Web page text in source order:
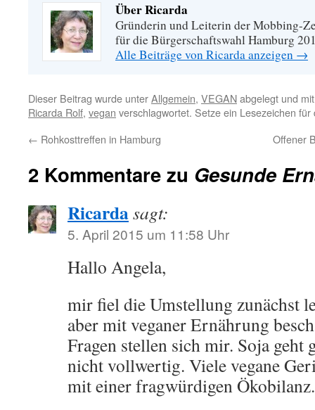
Über Ricarda
Gründerin und Leiterin der Mobbing-
für die Bürgerschaftswahl Hamburg
Alle Beiträge von Ricarda anzeigen →
Dieser Beitrag wurde unterAllgemein, VEGANabgelegt und
Ricarda Rolf, vegan verschlagwortet. Setze ein Lesezeichen
← Rohkosttreffen in Hamburg Offener
2 Kommentare zu Gesunde
Ricardasagt:
5. April 2015 um 11:58 Uhr
Hallo Angela,
mir fiel die Umstellung zunächst
aber mit veganer Ernährung
Fragen stellen sich mir. Soja geht
nicht vollwertig. Viele vegane
mit einer fragwürdigen Ökobilanz.